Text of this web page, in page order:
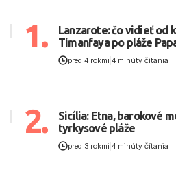
1.
Lanzarote: čo vidieť od
Timanfaya po pláže
pred 4 rokmi 4 minúty čítania
2.
Sicília: Etna, barokové
tyrkysové pláže
pred 3 rokmi 4 minúty čítania